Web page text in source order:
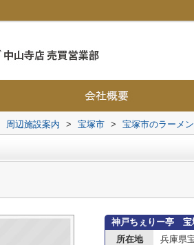
周辺施設案内 > 宝塚市 > 宝塚市のラーメン
神戸ちぇりー亭 宝
所在地
兵庫県